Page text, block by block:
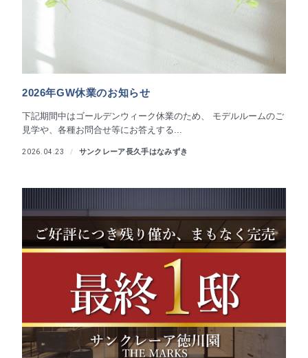
2026年GW休業のお知らせ
下記期間中はゴールデンウィーク休業のため、 モデルルームのご
見学や、各種お問合せ等にお答えする...
2026.04.23 サンクレーア長久手はなみずき